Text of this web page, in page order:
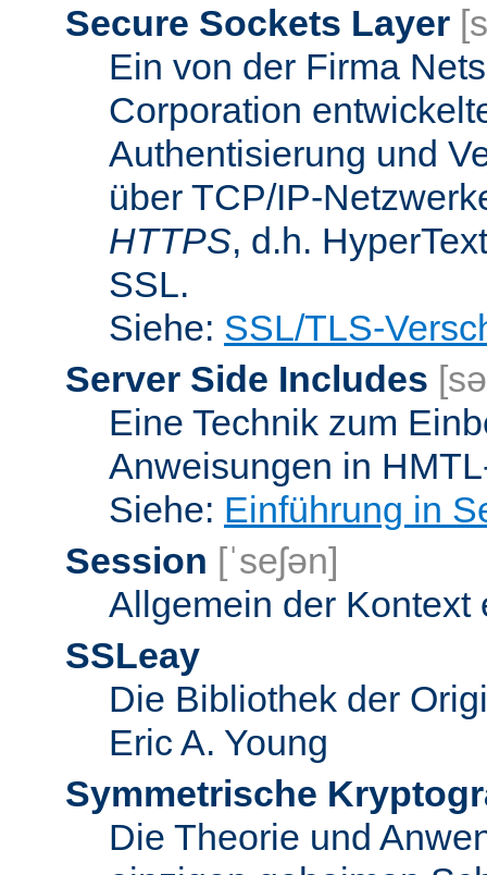
Secure Sockets Layer
Ein von der Firma
Corporation
Authentisierung und
über TCP/IP-
HTTPS, d.h.
SSL.
Siehe: SSL/TLS-
Server Side Includes
Eine Technik zum
Anweisungen in
Siehe: Einführung in
Session [ˈseʃən]
Allgemein der Kontext
SSLeay
Die Bibliothek der
Eric A. Young
Symmetrische
Die Theorie und